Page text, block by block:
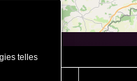
telles